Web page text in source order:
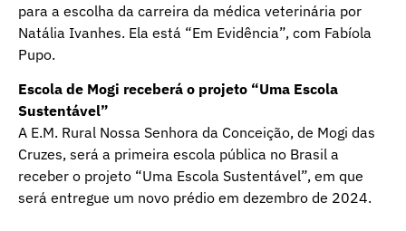
para a escolha da carreira da médica veterinária por
Natália Ivanhes. Ela está “Em Evidência”, com Fabíola
Pupo.
Escola de Mogi receberá o projeto “Uma Escola
Sustentável”
A E.M. Rural Nossa Senhora da Conceição, de Mogi das
Cruzes, será a primeira escola pública no Brasil a
receber o projeto “Uma Escola Sustentável”, em que
será entregue um novo prédio em dezembro de 2024.